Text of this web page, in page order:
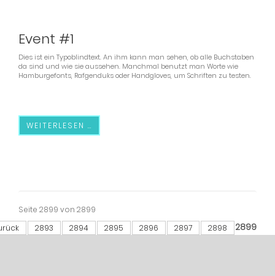
Event #1
Dies ist ein Typoblindtext. An ihm kann man sehen, ob alle Buchstaben
da sind und wie sie aussehen. Manchmal benutzt man Worte wie
Hamburgefonts, Rafgenduks oder Handgloves, um Schriften zu testen.
WEITERLESEN …
Seite 2899 von 2899
2893 2894 2895 2896 2897 2898 2899